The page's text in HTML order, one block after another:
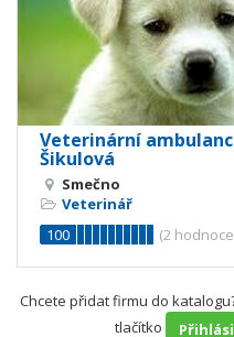
Veterinární
Šikulová
Smečno
Veterinář
100
(2
Chcete přidat firmu do
tlačítko